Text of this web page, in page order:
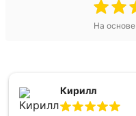
На основе
Кирилл